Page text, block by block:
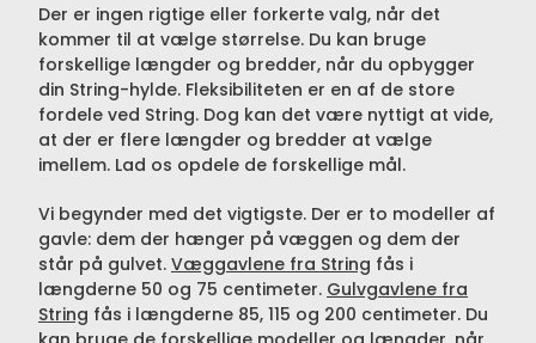
Der er ingen rigtige eller forkerte valg, når det
kommer til at vælge størrelse. Du kan bruge
forskellige længder og bredder, når du opbygger
din String-hylde. Fleksibiliteten er en af de store
fordele ved String. Dog kan det være nyttigt at vide,
at der er flere længder og bredder at vælge
imellem. Lad os opdele de forskellige mål.
Vi begynder med det vigtigste. Der er to modeller af
gavle: dem der hænger på væggen og dem der
står på gulvet. Væggavlene fra String fås i
længderne 50 og 75 centimeter. Gulvgavlene fra
String fås i længderne 85, 115 og 200 centimeter. Du